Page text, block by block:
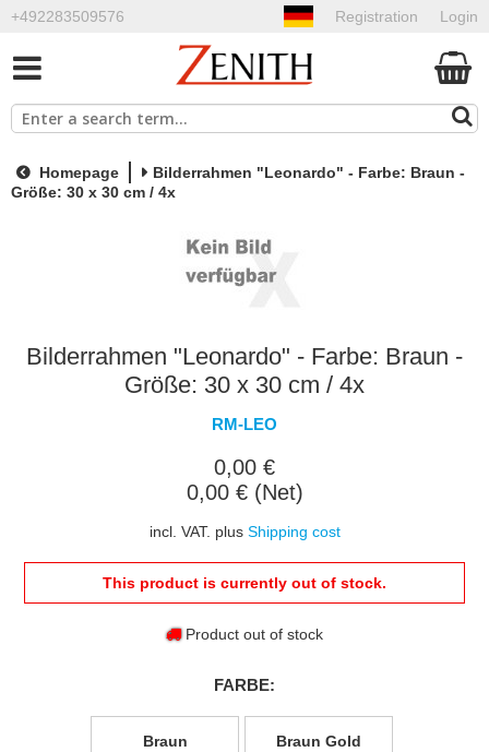
+492283509576 Login
Registration
Homepage
Bilderrahmen "Leonardo" - Farbe: Braun -
Größe: 30 x 30 cm / 4x
Bilderrahmen "Leonardo" - Farbe: Braun -
Größe: 30 x 30 cm / 4x
RM-LEO
0,00 €
0,00 € (Net)
incl. VAT. plus Shipping cost
This product is currently out of stock.
Product out of stock
FARBE:
Braun Braun Gold